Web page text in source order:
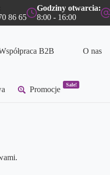
86 65
Godziny otwarcia:
8:00 - 16:00
B2B O nas
Promocje
Sale!